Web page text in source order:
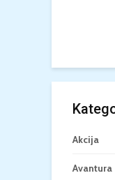
Akcija
Avantura